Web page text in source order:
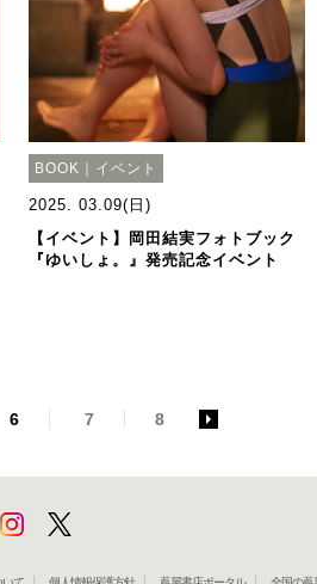
BOOK｜イベント
2025. 03.09(日)
【イベント】岡田結実フォトブック
『ゆいしょ。』発売記念イベント
6 7 8